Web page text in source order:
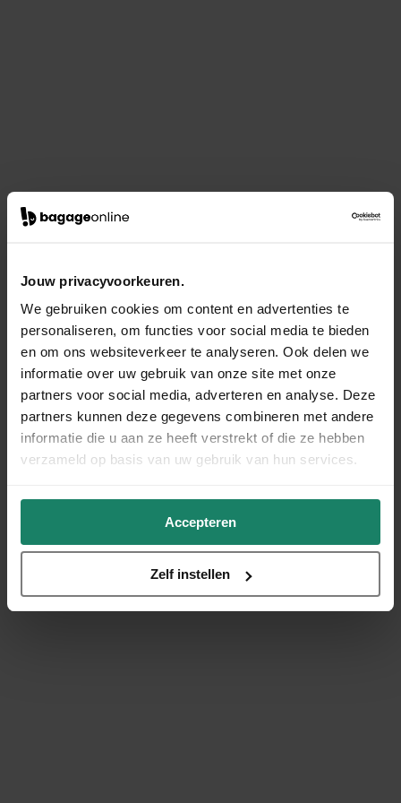
Jouw privacyvoorkeuren.
We gebruiken cookies om content en advertenties te
personaliseren, om functies voor social media te bieden
en om ons websiteverkeer te analyseren. Ook delen we
informatie over uw gebruik van onze site met onze
partners voor social media, adverteren en analyse. Deze
partners kunnen deze gegevens combineren met andere
informatie die u aan ze heeft verstrekt of die ze hebben
verzameld op basis van uw gebruik van hun services.
Accepteren
Zelf instellen